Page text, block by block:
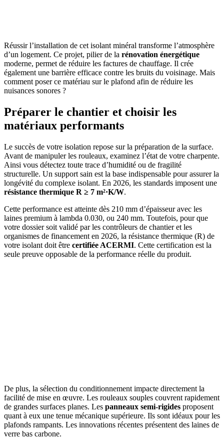
Réussir l’installation de cet isolant minéral transforme l’atmosphère
d’un logement. Ce projet, pilier de la rénovation énergétique
moderne, permet de réduire les factures de chauffage. Il crée
également une barrière efficace contre les bruits du voisinage. Mais
comment poser ce matériau sur le plafond afin de réduire les
nuisances sonores ?
Préparer le chantier et choisir les
matériaux performants
Le succès de votre isolation repose sur la préparation de la surface.
Avant de manipuler les rouleaux, examinez l’état de votre charpente.
Ainsi vous détectez toute trace d’humidité ou de fragilité
structurelle. Un support sain est la base indispensable pour assurer la
longévité du complexe isolant. En 2026, les standards imposent une
résistance thermique R ≥ 7 m²·K/W.
Cette performance est atteinte dès 210 mm d’épaisseur avec les
laines premium à lambda 0.030, ou 240 mm. Toutefois, pour que
votre dossier soit validé par les contrôleurs de chantier et les
organismes de financement en 2026, la résistance thermique (R) de
votre isolant doit être certifiée ACERMI. Cette certification est la
seule preuve opposable de la performance réelle du produit.
De plus, la sélection du conditionnement impacte directement la
facilité de mise en œuvre. Les rouleaux souples couvrent rapidement
de grandes surfaces planes. Les panneaux semi-rigides proposent
quant à eux une tenue mécanique supérieure. Ils sont idéaux pour les
plafonds rampants. Les innovations récentes présentent des laines de
verre bas carbone.